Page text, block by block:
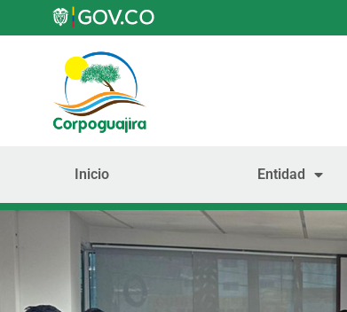
Inicio Entidad